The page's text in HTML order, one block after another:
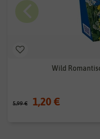
Wild
5,99 € 1,20 €